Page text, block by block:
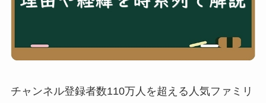
チャンネル登録者数110万人を超える人気ファミリ